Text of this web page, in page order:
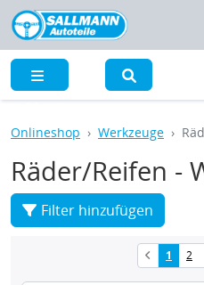
Onlineshop Werkzeuge
Räder/Reifen -
Filter hinzufügen
1 2